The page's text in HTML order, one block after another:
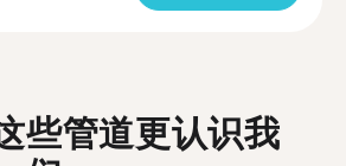
些管道更认识我